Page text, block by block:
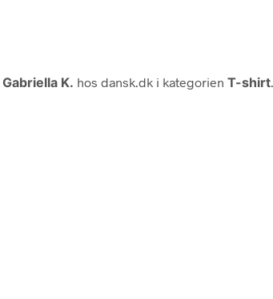
Gabriella K. hos dansk.dk i kategorien T-shirt